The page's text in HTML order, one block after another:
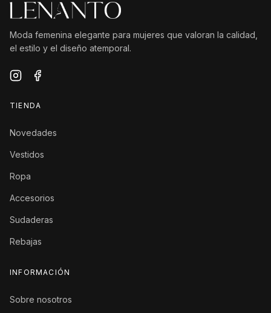
Moda femenina elegante para mujeres que valoran la calidad,
el estilo y el diseño atemporal.
TIENDA
Novedades
Vestidos
Ropa
Accesorios
Sudaderas
Rebajas
INFORMACIÓN
Sobre nosotros